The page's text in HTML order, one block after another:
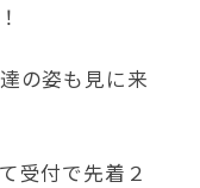
の姿も見に来
受付で先着２